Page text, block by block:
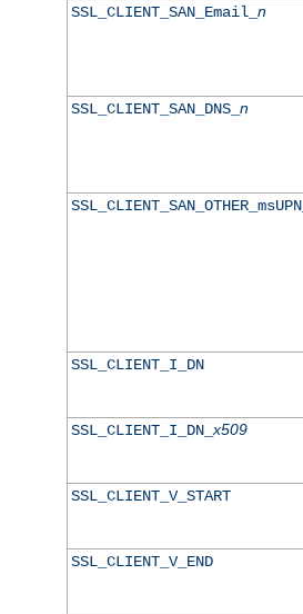
SSL_CLIENT_SAN_Email_ n
SSL_CLIENT_SAN_DNS_ n
SSL_CLIENT_SAN_OTHER_msUPN_
SSL_CLIENT_I_DN
SSL_CLIENT_I_DN_x509
SSL_CLIENT_V_START
SSL_CLIENT_V_END